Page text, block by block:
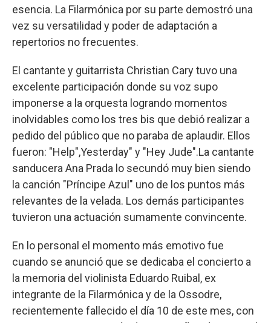
esencia. La Filarmónica por su parte demostró una
vez su versatilidad y poder de adaptación a
repertorios no frecuentes.
El cantante y guitarrista Christian Cary tuvo una
excelente participación donde su voz supo
imponerse a la orquesta logrando momentos
inolvidables como los tres bis que debió realizar a
pedido del público que no paraba de aplaudir. Ellos
fueron: "Help",Yesterday" y "Hey Jude".La cantante
sanducera Ana Prada lo secundó muy bien siendo
la canción "Príncipe Azul" uno de los puntos más
relevantes de la velada. Los demás participantes
tuvieron una actuación sumamente convincente.
En lo personal el momento más emotivo fue
cuando se anunció que se dedicaba el concierto a
la memoria del violinista Eduardo Ruibal, ex
integrante de la Filarmónica y de la Ossodre,
recientemente fallecido el día 10 de este mes, con